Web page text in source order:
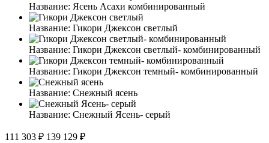
Название: Ясень Асахи комбинированный
Название: Гикори Джексон светлый
Название: Гикори Джексон светлый- комбинированный
Название: Гикори Джексон темный- комбинированный
Название: Снежный ясень
Название: Снежный Ясень- серый
111 303 ₽ 139 129 ₽